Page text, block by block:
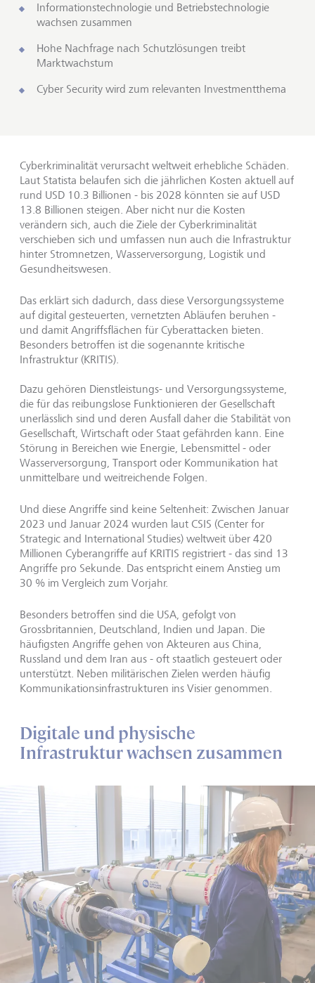
Informationstechnologie und Betriebstechnologie
wachsen zusammen
Hohe Nachfrage nach Schutzlösungen treibt
Marktwachstum
Cyber Security wird zum relevanten Investmentthema
Cyberkriminalität verursacht weltweit erhebliche Schäden.
Laut Statista belaufen sich die jährlichen Kosten aktuell auf
rund USD 10.3 Billionen - bis 2028 könnten sie auf USD
13.8 Billionen steigen. Aber nicht nur die Kosten
verändern sich, auch die Ziele der Cyberkriminalität
verschieben sich und umfassen nun auch die Infrastruktur
hinter Stromnetzen, Wasserversorgung, Logistik und
Gesundheitswesen.
Das erklärt sich dadurch, dass diese Versorgungssysteme
auf digital gesteuerten, vernetzten Abläufen beruhen -
und damit Angriffsflächen für Cyberattacken bieten.
Besonders betroffen ist die sogenannte kritische
Infrastruktur (KRITIS).
Dazu gehören Dienstleistungs- und Versorgungssysteme,
die für das reibungslose Funktionieren der Gesellschaft
unerlässlich sind und deren Ausfall daher die Stabilität von
Gesellschaft, Wirtschaft oder Staat gefährden kann. Eine
Störung in Bereichen wie Energie, Lebensmittel - oder
Wasserversorgung, Transport oder Kommunikation hat
unmittelbare und weitreichende Folgen.
Und diese Angriffe sind keine Seltenheit: Zwischen Januar
2023 und Januar 2024 wurden laut CSIS (Center for
Strategic and International Studies) weltweit über 420
Millionen Cyberangriffe auf KRITIS registriert - das sind 13
Angriffe pro Sekunde. Das entspricht einem Anstieg um
30 % im Vergleich zum Vorjahr.
Besonders betroffen sind die USA, gefolgt von
Grossbritannien, Deutschland, Indien und Japan. Die
häufigsten Angriffe gehen von Akteuren aus China,
Russland und dem Iran aus - oft staatlich gesteuert oder
unterstützt. Neben militärischen Zielen werden häufig
Kommunikationsinfrastrukturen ins Visier genommen.
Digitale und physische
Infrastruktur wachsen zusammen